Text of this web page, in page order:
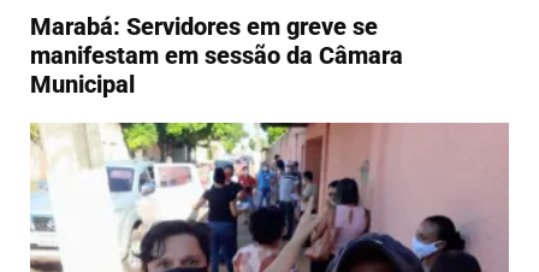
Marabá: Servidores em greve se
manifestam em sessão da Câmara
Municipal